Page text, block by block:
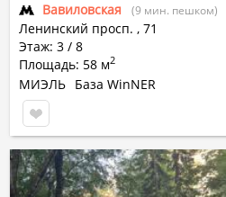
Вавиловская (9 мин. пешком)
Ленинский просп. , 71
Этаж: 3 / 8
Площадь: 58 м2
МИЭЛЬ База WinNER